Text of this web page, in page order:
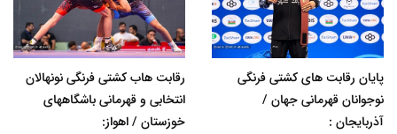
پایان رقابت های کشتی فرنگی
نوجوانان قهرمانی جهان /
آذربایجان :
رقابت هاب کشتی فرنگی نونهالان
انتخابی و قهرمانی باشگاههای
خوزستان / اهواز: